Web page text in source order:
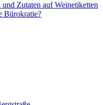
Zutaten auf Weinetiketten
Bürokratie?